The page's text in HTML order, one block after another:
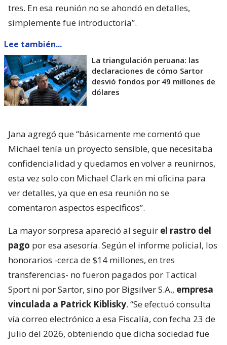
tres. En esa reunión no se ahondó en detalles,
simplemente fue introductoria”.
Lee también...
La triangulación peruana: las
declaraciones de cómo Sartor
desvió fondos por 49 millones de
dólares
Jana agregó que “básicamente me comentó que
Michael tenía un proyecto sensible, que necesitaba
confidencialidad y quedamos en volver a reunirnos,
esta vez solo con Michael Clark en mi oficina para
ver detalles, ya que en esa reunión no se
comentaron aspectos específicos”.
La mayor sorpresa apareció al seguir el rastro del
pago por esa asesoría. Según el informe policial, los
honorarios -cerca de $14 millones, en tres
transferencias- no fueron pagados por Tactical
Sport ni por Sartor, sino por Bigsilver S.A., empresa
vinculada a Patrick Kiblisky. “Se efectuó consulta
vía correo electrónico a esa Fiscalía, con fecha 23 de
julio del 2026, obteniendo que dicha sociedad fue